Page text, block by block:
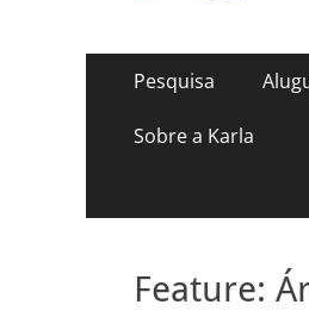
Menu
para
Pesquisa
Sobre a Karla
Feature: